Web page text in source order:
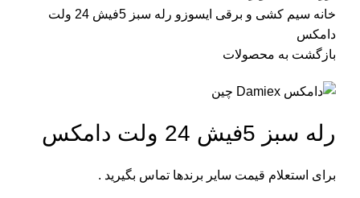
خانه سیم کشی و برقی ایسوزو
رله سبز 5فیش 24 ولت
دامکس
بازگشت به محصولات
رله سبز 5فیش 24 ولت دامکس
برای استعلام قیمت سایر برندها تماس بگیرید .